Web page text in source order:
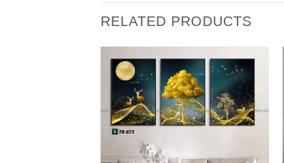
RELATED PRODUCTS